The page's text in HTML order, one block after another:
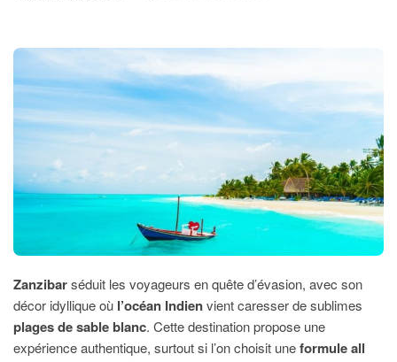
Inclusive
Et
Culture
Swahilie
Zanzibarséduit les voyageurs en quête d’évasion, avec son
décor idyllique où l’océan Indienvient caresser de sublimes
plages de sable blanc. Cette destination propose une
expérience authentique, surtout si l’on choisit uneformule all